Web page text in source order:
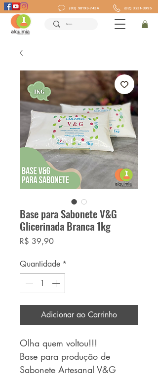
(82) 98193-7434 (82) 3231-3995
Base para Sabonete V&G
Glicerinada Branca 1kg
R$ 39,90Preço
Quantidade *
Adicionar ao Carrinho
Olha quem voltou!!!
Base para produção de
Sabonete Artesanal V&G